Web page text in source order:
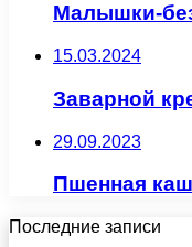
Малышки-
15.03.2024
Заварной
29.09.2023
Пшенная
Последние записи